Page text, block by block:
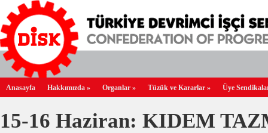
Anasayfa Hakkımızda » Organlar » Tüzük ve Kararlar » Üye
15-16 Haziran: KIDEM